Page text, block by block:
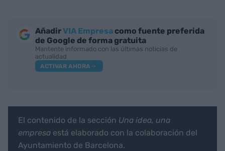
AñadirVIA Empresa como fuente preferida
de Google de forma gratuita
Mantente informado con las últimas noticias de
actualidad
ACTIVAR AHORA
El contenido de la sección Una idea, una
empresa está elaborado con la colaboración del
Ayuntamiento de Barcelona.